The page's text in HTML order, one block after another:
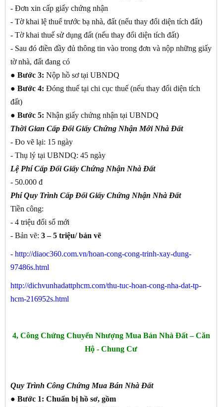
- Đơn xin cấp giấy chứng nhận
- Tờ khai lệ thuế trước bạ nhà, đất (nếu thay đổi diện tích đất)
- Tờ khai thuế sử dụng đất (nếu thay đổi diện tích đất)
- Sau đó điền đầy đủ thông tin vào trong đơn và nộp những giấy
tờ nhà, đất đang có
● Bước 3: Nộp hồ sơ tại UBNDQ
● Bước 4: Đóng thuế tại chi cục thuế (nếu thay đổi diện tích
đất)
● Bước 5: Nhận giấy chứng nhận tại UBNDQ
Thời Gian Cấp Đổi Giấy Chứng Nhận Mới Nhà Đất
- Đo vẽ lại: 15 ngày
- Thụ lý tại UBNDQ: 45 ngày
Lệ Phí Cấp Đổi Giấy Chứng Nhận Nhà Đất
- 50.000 đ
Phí Quy Trình Cấp Đổi Giấy Chứng Nhận Nhà Đất
Tiền công:
- 4 triệu đổi sổ mới
- Bản vẽ: 3 – 5 triệu/ bản vẽ
- http://diaoc360.com.vn/hoan-cong-cong-trinh-xay-dung-
97486s.html
http://dichvunhadattphcm.com/thu-tuc-hoan-cong-nha-dat-tp-
hcm-216952s.html
4, Công Chứng Chuyển Nhượng Mua Bán Nhà Đất – Căn
Hộ - Chung Cư
Quy Trình Công Chứng Mua Bán Nhà Đất
● Bước 1: Chuẩn bị hồ sơ, gồm